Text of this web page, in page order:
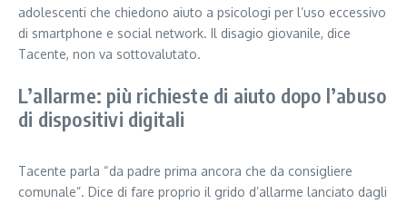
adolescenti che chiedono aiuto a psicologi per l’uso eccessivo
di smartphone e social network. Il disagio giovanile, dice
Tacente, non va sottovalutato.
L’allarme: più richieste di aiuto dopo l’abuso
di dispositivi digitali
Tacente parla “da padre prima ancora che da consigliere
comunale”. Dice di fare proprio il grido d’allarme lanciato dagli